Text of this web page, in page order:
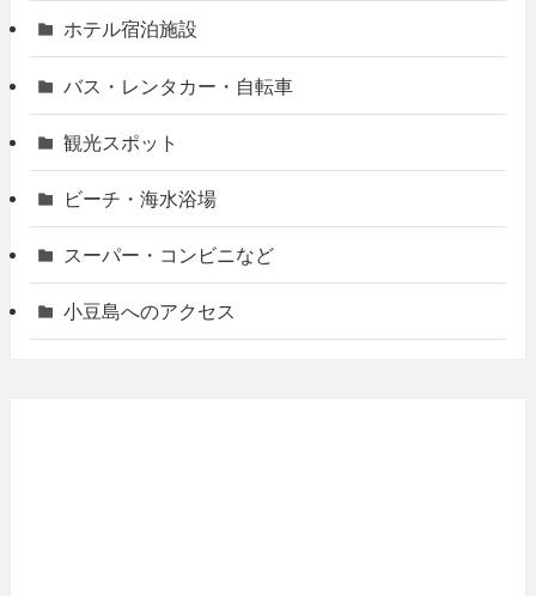
ホテル宿泊施設
バス・レンタカー・自転車
観光スポット
ビーチ・海水浴場
スーパー・コンビニなど
小豆島へのアクセス